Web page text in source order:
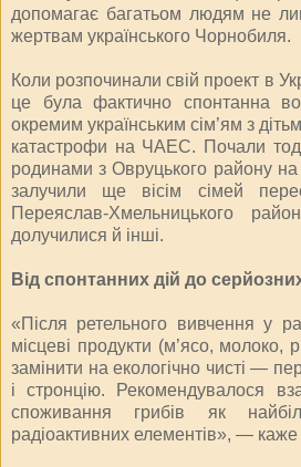
допомагає багатьом людям не
жертвам українського Чорнобиля.
Коли розпочинали свій проект в
це була фактично спонтанна
окремим українським сім’ям з
катастрофи на ЧАЕС. Почали
родинами з Овруцького району
залучили ще вісім сімей
Переяслав-Хмельницького
долучилися й інші.
Від спонтанних дій до
«Після ретельного вивчення у
місцеві продукти (м’ясо, молоко,
замінити на екологічно чисті —
і стронцію. Рекомендувалося
споживання грибів як
радіоактивних елементів», —